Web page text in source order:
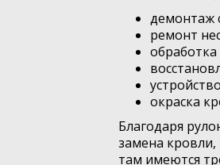
демонтаж
ремонт
окраска
Благодаря
замена
там имеются